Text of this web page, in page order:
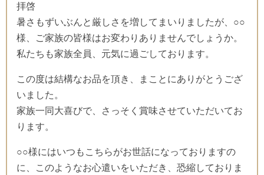
拝啓
暑さもずいぶんと厳しさを増してまいりましたが、○○
様、ご家族の皆様はお変わりありませんでしょうか。
私たちも家族全員、元気に過ごしております。
この度は結構なお品を頂き、まことにありがとうござ
いました。
家族一同大喜びで、さっそく賞味させていただいてお
ります。
○○様にはいつもこちらがお世話になっておりますの
に、このようなお心遣いをいただき、恐縮しておりま